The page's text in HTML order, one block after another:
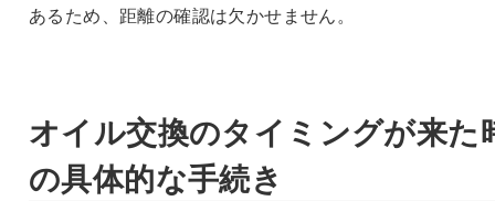
あるため、距離の確認は欠かせません。
オイル交換のタイミングが来た
の具体的な手続き